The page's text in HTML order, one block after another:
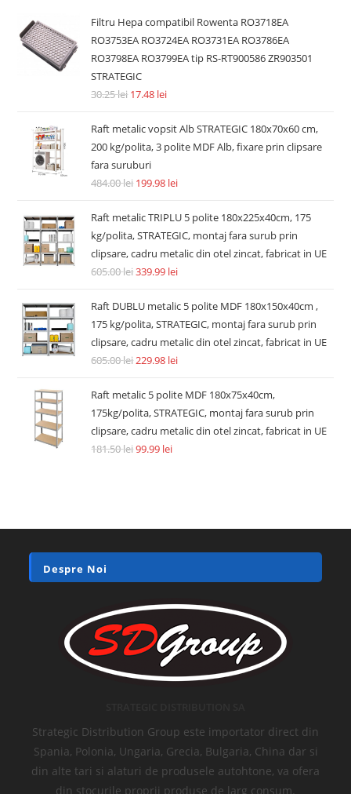
Filtru Hepa compatibil Rowenta RO3718EA
RO3753EA RO3724EA RO3731EA RO3786EA
RO3798EA RO3799EA tip RS-RT900586 ZR903501
STRATEGIC
30.25lei 17.48 lei
Raft metalic vopsit Alb STRATEGIC 180x70x60 cm,
200 kg/polita, 3 polite MDF Alb, fixare prin clipsare
fara suruburi
484.00lei 199.98 lei
Raft metalic TRIPLU 5 polite 180x225x40cm, 175
kg/polita, STRATEGIC, montaj fara surub prin
clipsare, cadru metalic din otel zincat, fabricat in UE
605.00lei339.99 lei
Raft DUBLU metalic 5 polite MDF 180x150x40cm ,
175 kg/polita, STRATEGIC, montaj fara surub prin
clipsare, cadru metalic din otel zincat, fabricat in UE
605.00lei229.98 lei
Raft metalic 5 polite MDF 180x75x40cm,
175kg/polita, STRATEGIC, montaj fara surub prin
clipsare, cadru metalic din otel zincat, fabricat in UE
181.50lei99.99 lei
Despre Noi
Strategic Distribution Group este importator direct din
Spania, Polonia, Ungaria, Grecia, Bulgaria, China dar si
din alte tari si alaturi de produsele autohtone, va ofera
din stocurile proprii produse de larg consum.